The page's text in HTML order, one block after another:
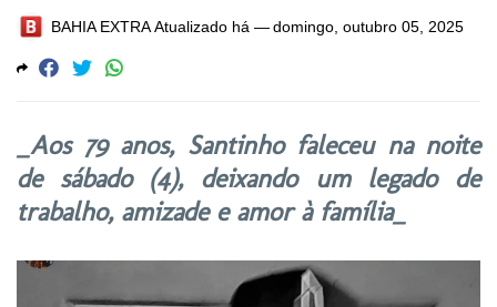
BAHIA EXTRAAtualizado há —domingo, outubro 05, 2025
_Aos 79 anos, Santinho faleceu na noite
de sábado (4), deixando um legado de
trabalho, amizade e amor à família_